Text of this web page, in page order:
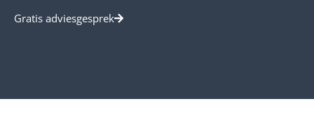
Gratis adviesgesprek